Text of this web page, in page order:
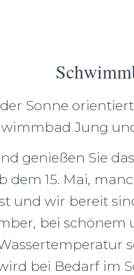
Sonne
Jung
genießen Sie
dem 15. Mai,
und wir bereit
bei
bei Bedarf im